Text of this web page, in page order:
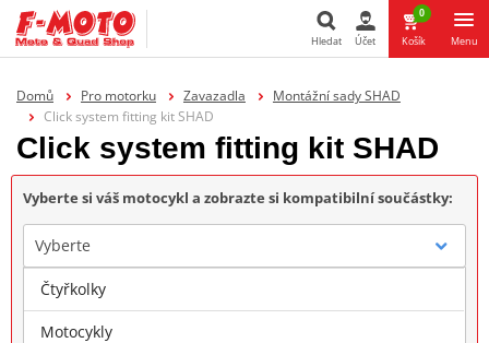
Hledat Účet
0
Košík Menu
Domů Pro motorku Zavazadla
Montážní sady SHAD
Click system fitting kit SHAD
Click system fitting kit SHAD
Vyberte si váš motocykl a zobrazte si kompatibilní součástky:
Vyberte
Značka
Čtyřkolky
Motocykly